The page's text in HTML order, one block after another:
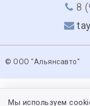
8
© ООО "Альянсавто"
Мы используем